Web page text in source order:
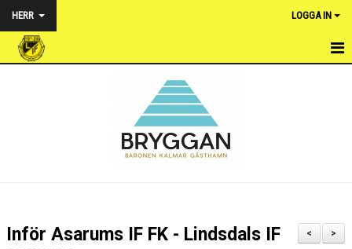
HERR LOGGA IN
>
<
Inför Asarums IF FK - Lindsdals IF